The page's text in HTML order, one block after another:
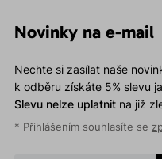
Novinky na e-mail
Nechte si zasílat naše
k odběru získáte 5% slevu
Slevu nelze uplatnitna již
* Přihlášením souhlasíte se